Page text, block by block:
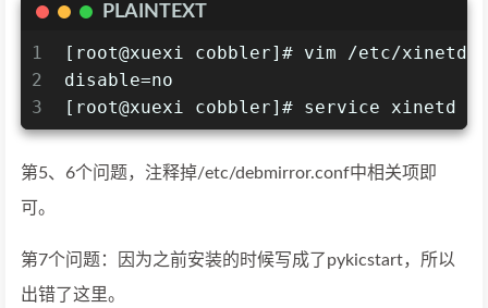
PLAINTEXT
1
2
3
[root@xuexi cobbler]# vim /etc/
disable=no
[root@xuexi cobbler]# service xinetd
第5、6个问题，注释掉/etc/debmirror.conf中相关项即
可。
第7个问题：因为之前安装的时候写成了pykicstart，所以
出错了这里。